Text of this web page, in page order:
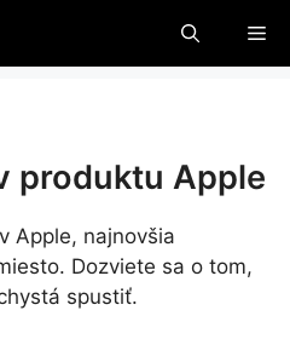
produktu Apple
Apple, najnovšia
Dozviete sa o tom,
spustiť.